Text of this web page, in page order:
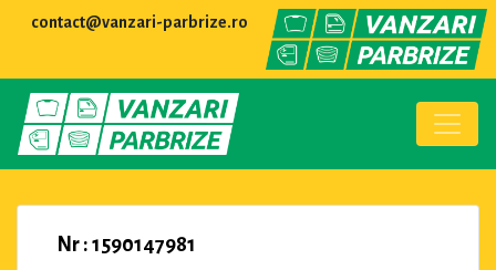
contact@vanzari-parbrize.ro
Nr : 1590147981